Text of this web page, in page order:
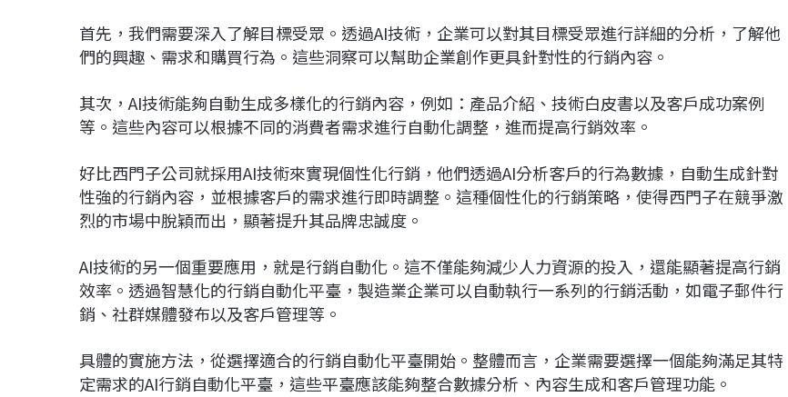
首先，我們需要深入了解目標受眾。透過AI技術，企業可以對其目標受眾進行詳細的分析，了解他
們的興趣、需求和購買行為。這些洞察可以幫助企業創作更具針對性的行銷內容。
其次，AI技術能夠自動生成多樣化的行銷內容，例如：產品介紹、技術白皮書以及客戶成功案例
等。這些內容可以根據不同的消費者需求進行自動化調整，進而提高行銷效率。
好比西門子公司就採用AI技術來實現個性化行銷，他們透過AI分析客戶的行為數據，自動生成針對
性強的行銷內容，並根據客戶的需求進行即時調整。這種個性化的行銷策略，使得西門子在競爭激
烈的市場中脫穎而出，顯著提升其品牌忠誠度。
AI技術的另一個重要應用，就是行銷自動化。這不僅能夠減少人力資源的投入，還能顯著提高行銷
效率。透過智慧化的行銷自動化平臺，製造業企業可以自動執行一系列的行銷活動，如電子郵件行
銷、社群媒體發布以及客戶管理等。
具體的實施方法，從選擇適合的行銷自動化平臺開始。整體而言，企業需要選擇一個能夠滿足其特
定需求的AI行銷自動化平臺，這些平臺應該能夠整合數據分析、內容生成和客戶管理功能。